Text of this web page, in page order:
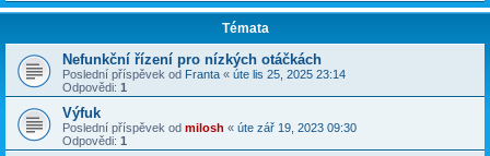
Témata
Nefunkční řízení pro nízkých otáčkách
Poslední příspěvek od Franta « úte lis 25, 2025 23:14
Odpovědi: 1
Výfuk
Poslední příspěvek od milosh « úte zář 19, 2023 09:30
Odpovědi: 1